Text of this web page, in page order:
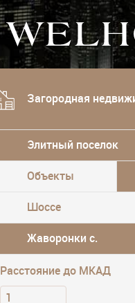
Загородная
Элитный поселок
Объекты
Жаворонки с.
Расстояние до МКАД